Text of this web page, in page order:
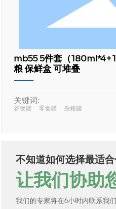
mb55 5件套（
粮 保鲜盒 可堆叠
关键词:
谷物罐 零食罐 杂粮罐
不知道如何选择最适合
让我们协助
我们的专家将在6小时内联系我